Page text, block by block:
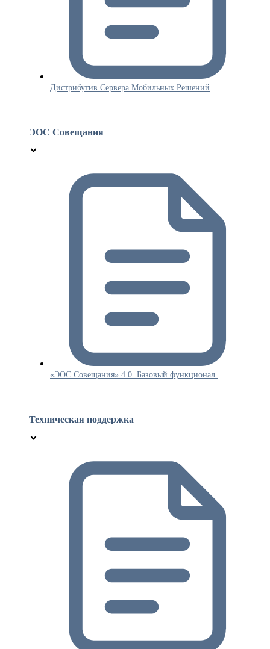
Дистрибутив Сервера Мобильных Решений
ЭОС Совещания
«ЭОС Совещания» 4.0. Базовый функционал.
Техническая поддержка